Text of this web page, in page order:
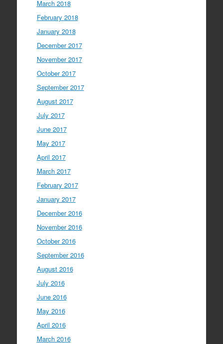
March 2018
February 2018
January 2018
December 2017
November 2017
October 2017
September 2017
August 2017
July 2017
June 2017
May 2017
April 2017
March 2017
February 2017
January 2017
December 2016
November 2016
October 2016
September 2016
August 2016
July 2016
June 2016
May 2016
April 2016
March 2016